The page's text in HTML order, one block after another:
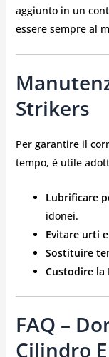
aggiunto in un
essere sempre al
Strikers
Per garantire il
tempo, è utile
Lubrificare
idonei.
Evitare urti
Sostituire
Custodire la
FAQ –
Cilindro